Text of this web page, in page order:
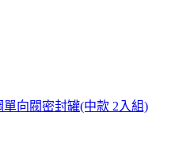
向閥密封罐(中款 2入組)